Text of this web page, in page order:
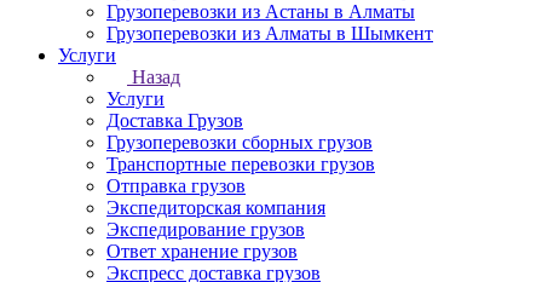
Грузоперевозки из Астаны в Алматы
Грузоперевозки из Алматы в Шымкент
Услуги
Назад
Услуги
Доставка Грузов
Грузоперевозки сборных грузов
Транспортные перевозки грузов
Отправка грузов
Экспедиторская компания
Экспедирование грузов
Ответ хранение грузов
Экспресс доставка грузов